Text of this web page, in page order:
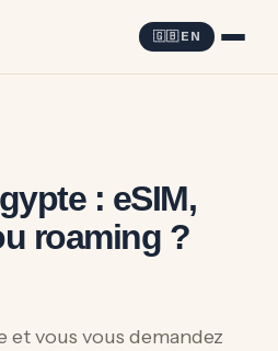
🇬🇧 EN
: eSIM,
roaming ?
et vous vous demandez